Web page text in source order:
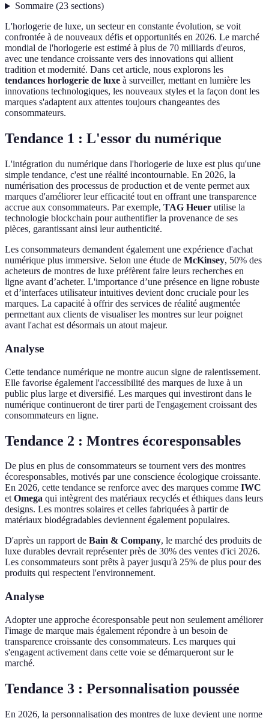
Sommaire(23 sections)
L'horlogerie de luxe, un secteur en constante évolution, se voit
confrontée à de nouveaux défis et opportunités en 2026. Le marché
mondial de l'horlogerie est estimé à plus de 70 milliards d'euros,
avec une tendance croissante vers des innovations qui allient
tradition et modernité. Dans cet article, nous explorons les
tendances horlogerie de luxe à surveiller, mettant en lumière les
innovations technologiques, les nouveaux styles et la façon dont les
marques s'adaptent aux attentes toujours changeantes des
consommateurs.
Tendance 1 : L'essor du numérique
L'intégration du numérique dans l'horlogerie de luxe est plus qu'une
simple tendance, c'est une réalité incontournable. En 2026, la
numérisation des processus de production et de vente permet aux
marques d'améliorer leur efficacité tout en offrant une transparence
accrue aux consommateurs. Par exemple, TAG Heuer utilise la
technologie blockchain pour authentifier la provenance de ses
pièces, garantissant ainsi leur authenticité.
Les consommateurs demandent également une expérience d'achat
numérique plus immersive. Selon une étude de McKinsey, 50% des
acheteurs de montres de luxe préfèrent faire leurs recherches en
ligne avant d’acheter. L'importance d’une présence en ligne robuste
et d’interfaces utilisateur intuitives devient donc cruciale pour les
marques. La capacité à offrir des services de réalité augmentée
permettant aux clients de visualiser les montres sur leur poignet
avant l'achat est désormais un atout majeur.
Analyse
Cette tendance numérique ne montre aucun signe de ralentissement.
Elle favorise également l'accessibilité des marques de luxe à un
public plus large et diversifié. Les marques qui investiront dans le
numérique continueront de tirer parti de l'engagement croissant des
consommateurs en ligne.
Tendance 2 : Montres écoresponsables
De plus en plus de consommateurs se tournent vers des montres
écoresponsables, motivés par une conscience écologique croissante.
En 2026, cette tendance se renforce avec des marques comme IWC
etOmega qui intègrent des matériaux recyclés et éthiques dans leurs
designs. Les montres solaires et celles fabriquées à partir de
matériaux biodégradables deviennent également populaires.
D'après un rapport de Bain & Company, le marché des produits de
luxe durables devrait représenter près de 30% des ventes d'ici 2026.
Les consommateurs sont prêts à payer jusqu'à 25% de plus pour des
produits qui respectent l'environnement.
Analyse
Adopter une approche écoresponsable peut non seulement améliorer
l'image de marque mais également répondre à un besoin de
transparence croissante des consommateurs. Les marques qui
s'engagent activement dans cette voie se démarqueront sur le
marché.
Tendance 3 : Personnalisation poussée
En 2026, la personnalisation des montres de luxe devient une norme